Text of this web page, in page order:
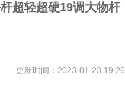
超轻超硬19调大物杆
更新时间：2023-01-23 19:26